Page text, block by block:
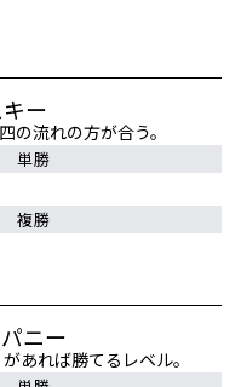
ー
の流れの方が合う。
単勝
複勝
ニー
あれば勝てるレベル。